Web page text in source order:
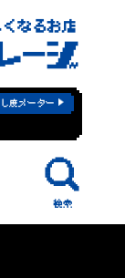
度メーター